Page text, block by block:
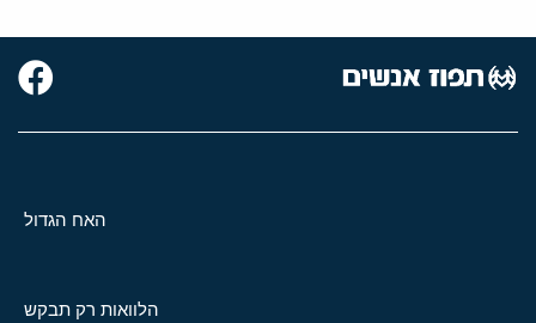
האח הגדול
הלוואות רק תבקש